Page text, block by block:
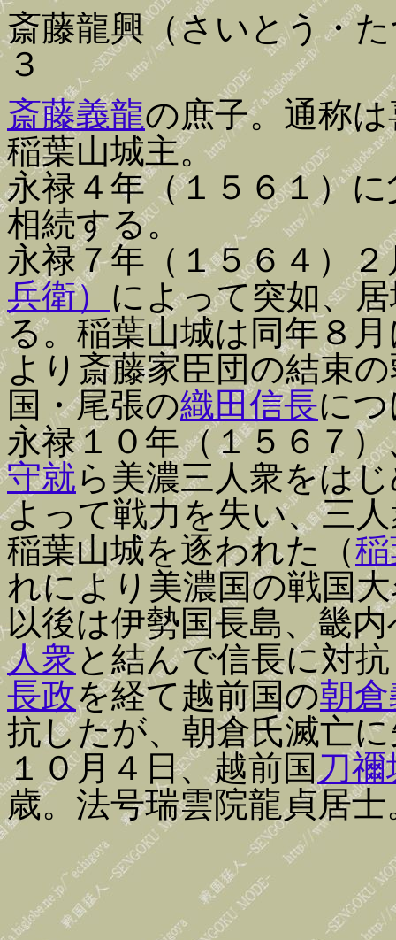
斎藤龍興（さいとう・
３
斎藤義龍の庶子。通称
稲葉山城主。
永禄４年（１５６１）
相続する。
永禄７年（１５６４）
兵衛） によって突如、
る。稲葉山城は同年８
より斎藤家臣団の結束
国・尾張の織田信長に
永禄１０年（１５６７）
守就ら美濃三人衆をは
よって戦力を失い、三
稲葉山城を逐われた（
れにより美濃国の戦国
以後は伊勢国長島、畿
人衆と結んで信長に対
長政を経て越前国の朝
抗したが、朝倉氏滅亡
１０月４日、越前国刀禰
歳。法号瑞雲院龍貞居士